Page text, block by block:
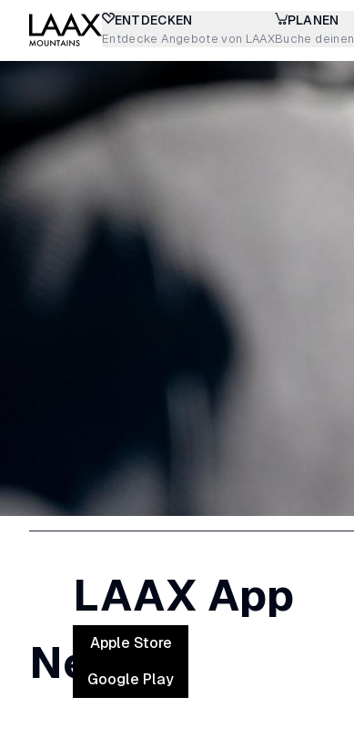
ENTDECKEN
Entdecke Angebote von LAAX
PLANEN
Buche
LAAX App
Apple Store
Google Play
News